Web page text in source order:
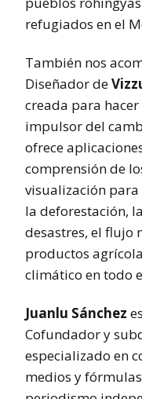
refugiados en el
También nos
Diseñador de
creada para
impulsor del
ofrece
comprensión de
visualización
la deforestación,
desastres, el flujo
productos
climático en todo
Juanlu Sánchez
Cofundador y
especializado en
medios y